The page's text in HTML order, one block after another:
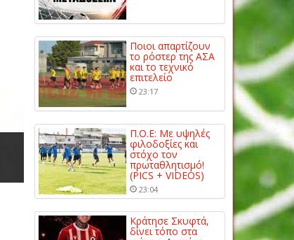
Ποιοι απαρτίζουν
το ρόστερ της ΑΣΑ
και το τεχνικό
επιτελείο
23:17
Π.Ο.Ε: Με υψηλές
φιλοδοξίες και
στόχο τον
πρωταθλητισμό!
(PICS + VIDEOS)
23:04
Κράτησε Σκυφτά,
δίνει τόπο στα